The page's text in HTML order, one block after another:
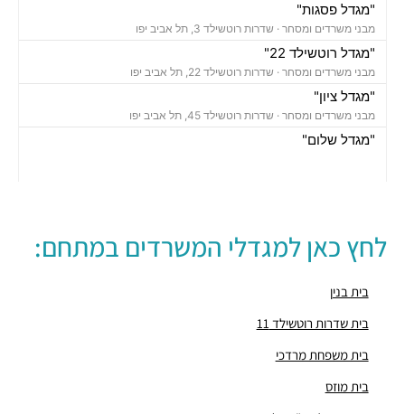
"מגדל פסגות"
מבני משרדים ומסחר · שדרות רוטשילד 3, תל אביב יפו
"מגדל רוטשילד 22"
מבני משרדים ומסחר · שדרות רוטשילד 22, תל אביב יפו
"מגדל ציון"
מבני משרדים ומסחר · שדרות רוטשילד 45, תל אביב יפו
"מגדל שלום"
חניונים ·שדרות רוטשילד 3, תל אביב יפו
חניונים ·אחד העם 14, תל אביב יפו
חניונים ·3Q79+5X תל אביב יפו
חניון רוטשילד
לחץ כאן למגדלי המשרדים במתחם:
בית בנין
בית שדרות רוטשילד 11
בית משפחת מרדכי
בית מוזס